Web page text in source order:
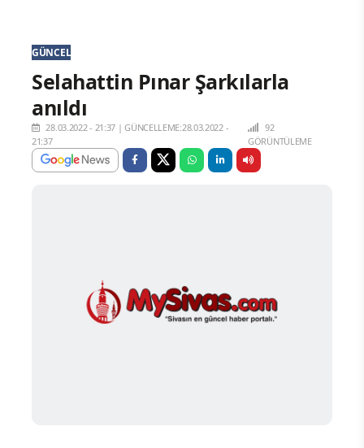
GÜNCEL
Selahattin Pınar Şarkılarla
anıldı
28.03.2022 - 21:37 |GÜNCELLEME:28.03.2022 -
21:37
92
GÖRÜNTÜLEME